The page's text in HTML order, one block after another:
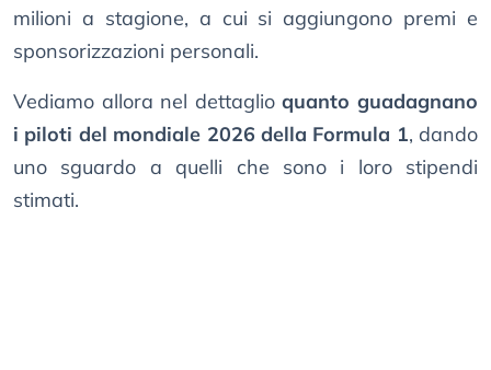
milioni a stagione, a cui si aggiungono premi e
sponsorizzazioni personali.
Vediamo allora nel dettaglioquanto guadagnano
i piloti del mondiale 2026 della Formula 1, dando
uno sguardo a quelli che sono i loro stipendi
stimati.